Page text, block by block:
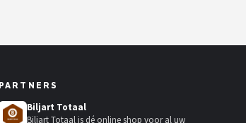
PARTNERS
Biljart Totaal
Biljart Totaal is dé online shop voor al uw